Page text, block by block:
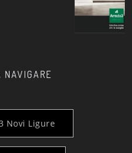
NAVIGARE
Novi Ligure